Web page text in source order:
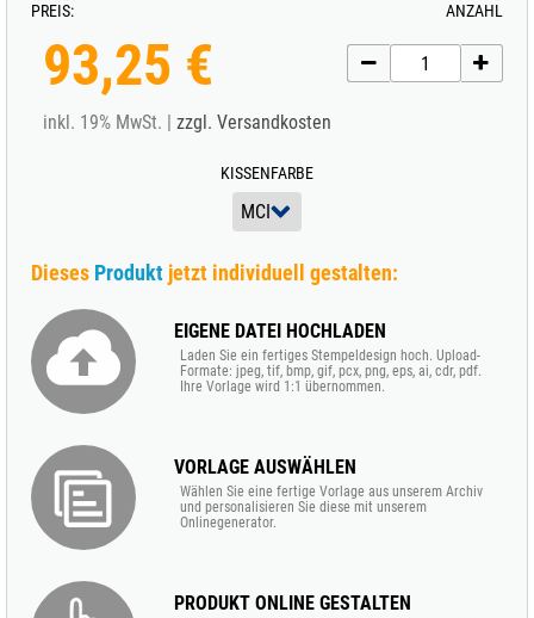
PREIS:
93,25 €
inkl. 19% MwSt. | zzgl. Versandkosten
KISSENFARBE
ANZAHL
Dieses Produkt jetzt individuell gestalten:
EIGENE DATEI HOCHLADEN
Laden Sie ein fertiges Stempeldesign hoch. Upload-
Formate: jpeg, tif, bmp, gif, pcx, png, eps, ai, cdr, pdf.
Ihre Vorlage wird 1:1 übernommen.
VORLAGE AUSWÄHLEN
Wählen Sie eine fertige Vorlage aus unserem Archiv
und personalisieren Sie diese mit unserem
Onlinegenerator.
PRODUKT ONLINE GESTALTEN